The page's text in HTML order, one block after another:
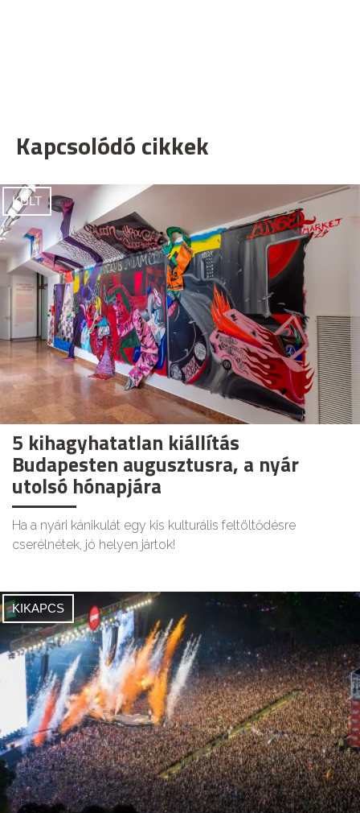
Kapcsolódó cikkek
KULT
5 kihagyhatatlan kiállítás
Budapesten augusztusra, a nyár
utolsó hónapjára
Ha a nyári kánikulát egy kis kulturális feltöltődésre
cserélnétek, jó helyen jártok!
KIKAPCS